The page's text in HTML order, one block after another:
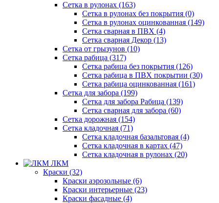
Сетка в рулонах (163)
Сетка в рулонах без покрытия (0)
Сетка в рулонах оцинкованная (149)
Сетка сварная в ПВХ (4)
Сетка сварная Декор (13)
Сетка от грызунов (10)
Сетка рабица (317)
Сетка рабица без покрытия (126)
Сетка рабица в ПВХ покрытии (30)
Сетка рабица оцинкованная (161)
Сетка для забора (199)
Сетка для забора Рабица (139)
Сетка сварная для забора (60)
Сетка дорожная (154)
Сетка кладочная (71)
Сетка кладочная базальтовая (4)
Сетка кладочная в картах (47)
Сетка кладочная в рулонах (20)
ЛКМ
Краски (32)
Краски аэрозольные (6)
Краски интерьерные (23)
Краски фасадные (4)